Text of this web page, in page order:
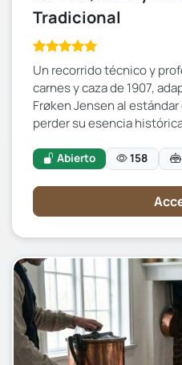
Tradicional
Un recorrido técnico y
carnes y caza de 1907,
Frøken Jensen al
perder su esencia
Abierto 158